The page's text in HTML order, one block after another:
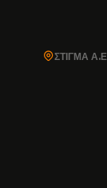
ΣΤΙΓΜΑ